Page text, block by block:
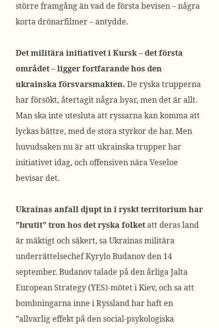
större framgång än vad de första bevisen – några
korta drönarfilmer – antydde.
Det militära initiativet i Kursk – det första
området – ligger fortfarande hos den
ukrainska försvarsmakten. De ryska trupperna
har försökt, återtagit några byar, men det är allt.
Man ska inte utesluta att ryssarna kan komma att
lyckas bättre, med de stora styrkor de har. Men
huvudsaken nu är att ukrainska trupper har
initiativet idag, och offensiven nära Veseloe
bevisar det.
Ukrainas anfall djupt in i ryskt territorium har
”brutit” tron ​​hos det ryska folketatt deras land
är mäktigt och säkert, sa Ukrainas militära
underrättelsechef Kyrylo Budanov den 14
september. Budanov talade på den årliga Jalta
European Strategy (YES)-mötet i Kiev, och sa att
bombningarna inne i Ryssland har haft en
”allvarlig effekt på den social-psykologiska